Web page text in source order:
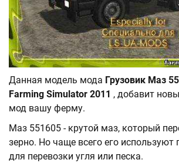
Данная модель мода Грузовик Маз
Farming Simulator 2011 , добавит
мод вашу ферму.
Маз 551605 - крутой маз, который
зерно. Но чаще всего его используют
для перевозки угля или песка.